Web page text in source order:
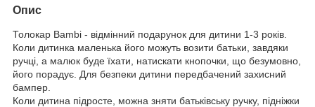
Опис
Толокар Bambi - відмінний подарунок для дитини 1-3 років.
Коли дитинка маленька його можуть возити батьки, завдяки
ручці, а малюк буде їхати, натискати кнопочки, що безумовно,
його порадує. Для безпеки дитини передбачений захисний
бампер.
Коли дитина підросте, можна зняти батьківську ручку, підніжки